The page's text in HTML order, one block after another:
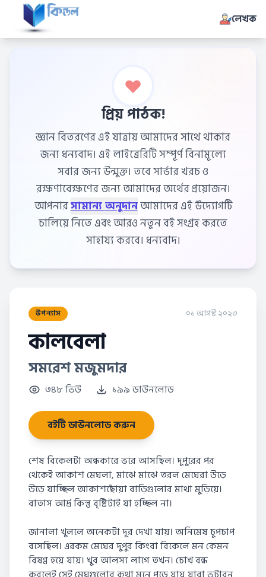
লেখক
প্রিয় পাঠক!
জ্ঞান বিতরণের এই যাত্রায় আমাদের সাথে থাকার
জন্য ধন্যবাদ। এই লাইব্রেরিটি সম্পূর্ণ বিনামূল্যে
সবার জন্য উন্মুক্ত। তবে সার্ভার খরচ ও
রক্ষণাবেক্ষণের জন্য আমাদের অর্থের প্রয়োজন।
আপনার
সামান্য অনুদানআমাদের এই উদ্যোগটি
চালিয়ে নিতে এবং আরও নতুন বই সংগ্রহ করতে
সাহায্য করবে। ধন্যবাদ।
উপন্যাস ০১ আগস্ট ২০২৩
কালবেলা
সমরেশ মজুমদার
৩৪৮ ভিউ ১৯৯ ডাউনলোড
বইটি ডাউনলোড করুন
শেষ বিকেলটা অন্ধকারে ভরে আসছিল। দুপুরের পর
থেকেই আকাশ মেঘলা, মাঝে মাঝে তরল মেঘেরা উড়ে
উড়ে যাচ্ছিল আকাশছোঁয়া বাড়িগুলোর মাথা মুড়িয়ে।
বাতাস আর্দ্র কিন্তু বৃষ্টিটাই যা হচ্ছিল না।
জানালা খুললে অনেকটা দূর দেখা যায়। অনিমেষ চুপচাপ
বসেছিল। এরকম মেঘের দুপুর কিংবা বিকেলে মন কেমন
বিষণ্ণ হয়ে যায়। খুব আলস্য লাগে তখন। চোখ বন্ধ